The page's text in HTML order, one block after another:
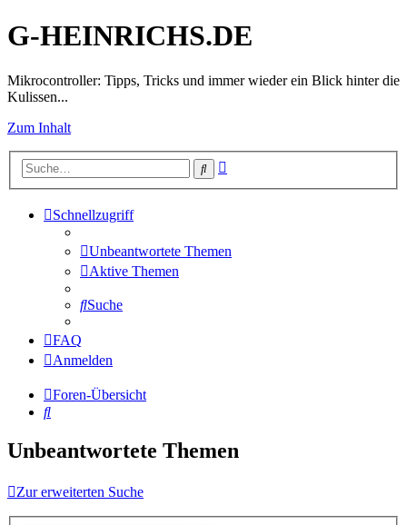
G-HEINRICHS.DE
Mikrocontroller: Tipps, Tricks und immer wieder ein Blick hinter die
Kulissen...
Zum Inhalt
Suche
Schnellzugriff
Unbeantwortete Themen
Aktive Themen
Suche
FAQ
Anmelden
Foren-Übersicht
Suche
Unbeantwortete Themen
Zur erweiterten Suche